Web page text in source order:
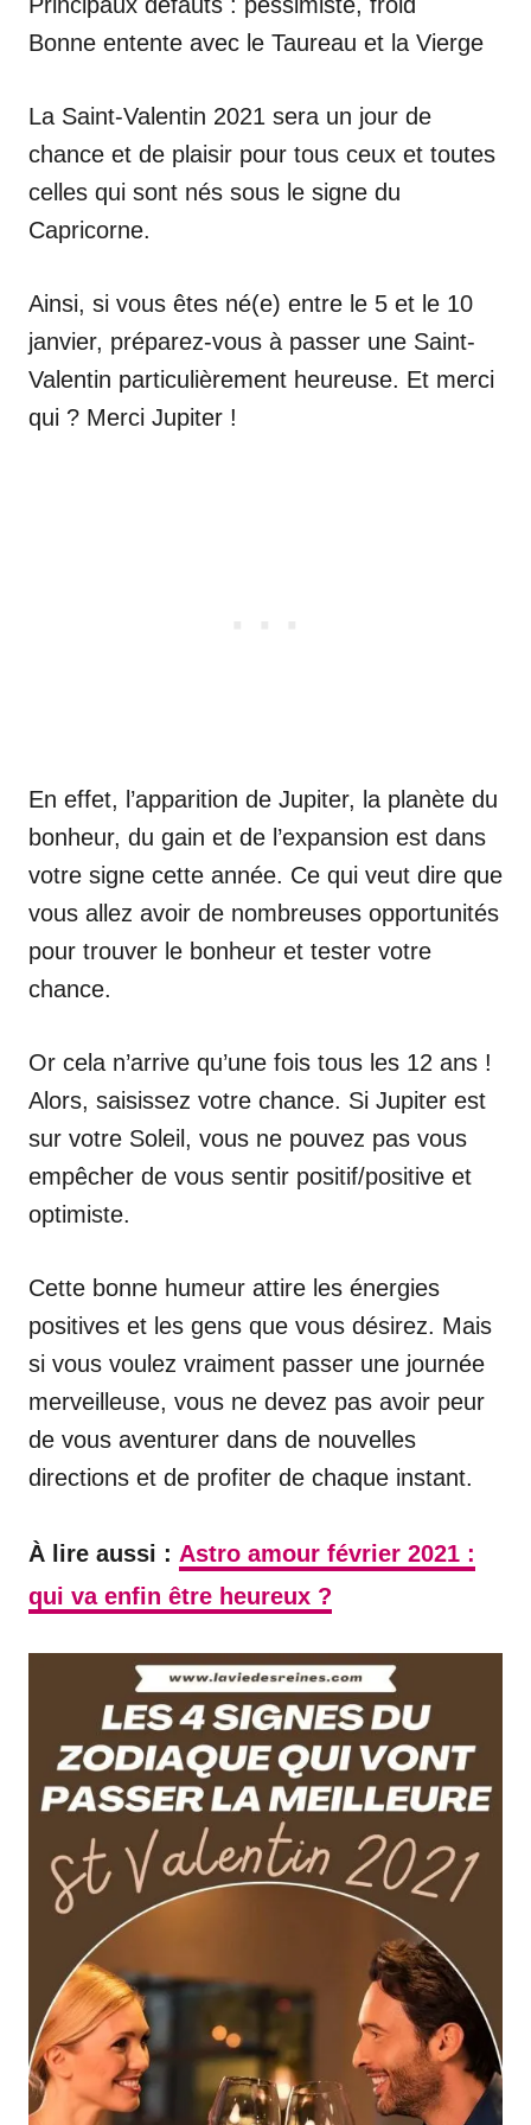
Bonne entente avec le Taureau et la Vierge
La Saint-Valentin 2021 sera un jour de
chance et de plaisir pour tous ceux et toutes
celles qui sont nés sous le signe du
Capricorne.
Ainsi, si vous êtes né(e) entre le 5 et le 10
janvier, préparez-vous à passer une Saint-
Valentin particulièrement heureuse. Et merci
qui ? Merci Jupiter !
En effet, l’apparition de Jupiter, la planète du
bonheur, du gain et de l’expansion est dans
votre signe cette année. Ce qui veut dire que
vous allez avoir de nombreuses opportunités
pour trouver le bonheur et tester votre
chance.
Or cela n’arrive qu’une fois tous les 12 ans !
Alors, saisissez votre chance. Si Jupiter est
sur votre Soleil, vous ne pouvez pas vous
empêcher de vous sentir positif/positive et
optimiste.
Cette bonne humeur attire les énergies
positives et les gens que vous désirez. Mais
si vous voulez vraiment passer une journée
merveilleuse, vous ne devez pas avoir peur
de vous aventurer dans de nouvelles
directions et de profiter de chaque instant.
À lire aussi : Astro amour février 2021 :
qui va enfin être heureux ?